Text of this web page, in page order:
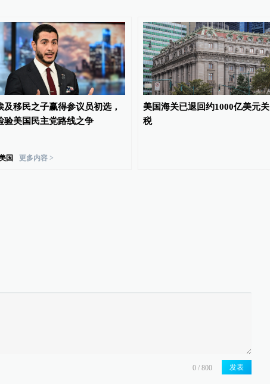
及移民之子赢得参议员初选，
验美国民主党路线之争
国 更多内容 >
美国海关已退回约1000亿美元关
税
发表